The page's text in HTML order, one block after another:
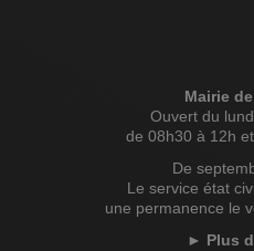
Mairie
Ouvert du
de 08h30 à 12h
De
Le service état
une permanence le
► Plus